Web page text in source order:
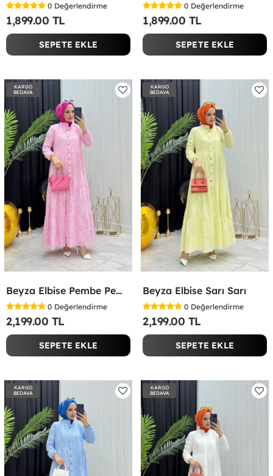
0 Değerlendirme
1,899.00 TL
SEPETE EKLE
0 Değerlendirme
1,899.00 TL
SEPETE EKLE
KARGO
BEDAVA
Beyza Elbise Pembe Pembe
0 Değerlendirme
2,199.00 TL
SEPETE EKLE
KARGO
BEDAVA
Beyza Elbise Sarı Sarı
0 Değerlendirme
2,199.00 TL
SEPETE EKLE
KARGO
BEDAVA
KARGO
BEDAVA